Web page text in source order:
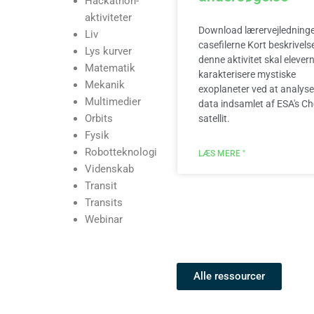
aktiviteter
Liv
Lys kurver
Matematik
Mekanik
Multimedier
Orbits
Fysik
Robotteknologi
Videnskab
Transit
Transits
Webinar
Download
casefilerne Kort
denne aktivitet skal
karakterisere mystiske
exoplaneter ved at
data indsamlet af ESA's
satellit.
LÆS MERE "
Alle ressourcer